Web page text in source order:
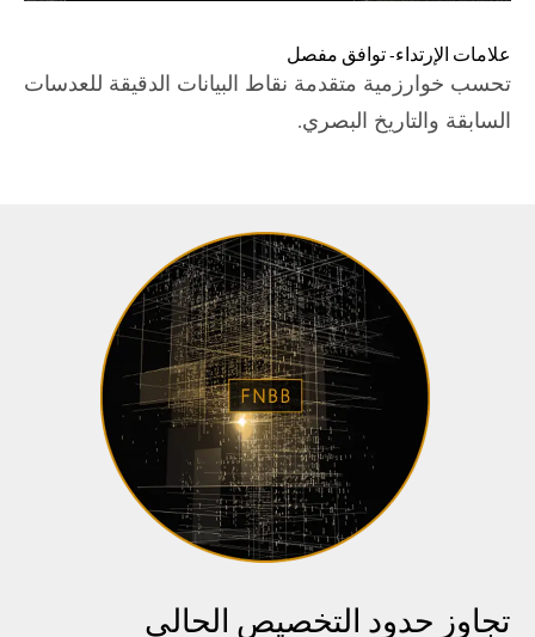
علامات الإرتداء- توافق مفصل
تحسب خوارزمية متقدمة نقاط البيانات الدقيقة للعدسات
السابقة والتاريخ البصري.
تجاوز حدود التخصيص الحالي